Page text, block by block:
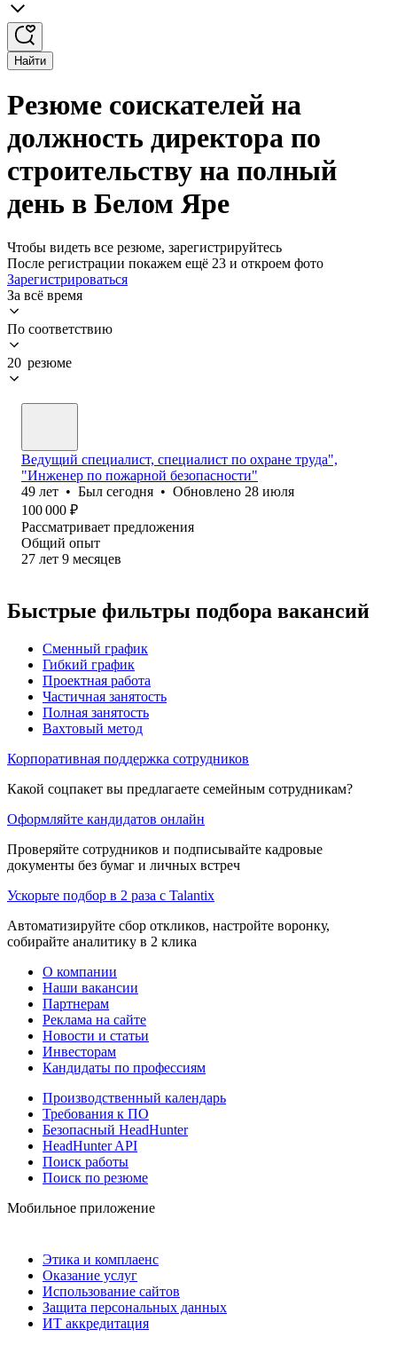
Найти
Резюме соискателей на
должность директора по
строительству на полный
день в Белом Яре
Чтобы видеть все резюме, зарегистрируйтесь
После регистрации покажем ещё 23 и откроем фото
Зарегистрироваться
За всё время
По соответствию
20 резюме
Ведущий специалист, специалист по охране труда",
"Инженер по пожарной безопасности"
49 лет • Был сегодня • Обновлено 28 июля
100 000 ₽
Рассматривает предложения
Общий опыт
27 лет 9 месяцев
Быстрые фильтры подбора вакансий
Сменный график
Гибкий график
Проектная работа
Частичная занятость
Полная занятость
Вахтовый метод
Корпоративная поддержка сотрудников
Какой соцпакет вы предлагаете семейным сотрудникам?
Оформляйте кандидатов онлайн
Проверяйте сотрудников и подписывайте кадровые
документы без бумаг и личных встреч
Ускорьте подбор в 2 раза с Talantix
Автоматизируйте сбор откликов, настройте воронку,
собирайте аналитику в 2 клика
О компании
Наши вакансии
Партнерам
Реклама на сайте
Новости и статьи
Инвесторам
Кандидаты по профессиям
Производственный календарь
Требования к ПО
Безопасный HeadHunter
HeadHunter API
Поиск работы
Поиск по резюме
Мобильное приложение
Этика и комплаенс
Оказание услуг
Использование сайтов
Защита персональных данных
ИТ аккредитация